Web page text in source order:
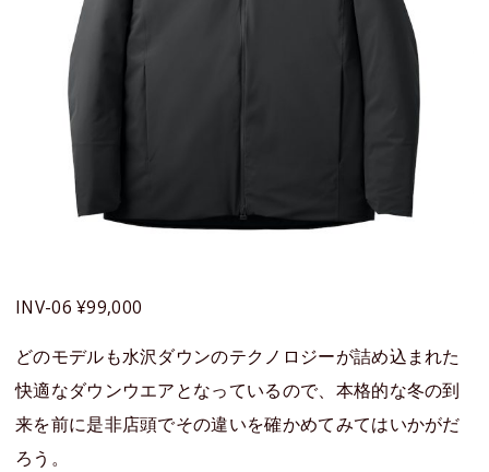
INV-06 ¥99,000
どのモデルも水沢ダウンのテクノロジーが詰め込まれた
快適なダウンウエアとなっているので、本格的な冬の到
来を前に是非店頭でその違いを確かめてみてはいかがだ
ろう。